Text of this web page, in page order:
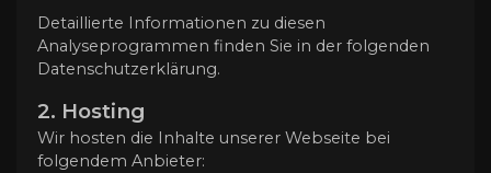
Detaillierte Informationen zu diesen
Analyseprogrammen finden Sie in der folgenden
Datenschutzerklärung.
2. Hosting
Wir hosten die Inhalte unserer Webseite bei
folgendem Anbieter: